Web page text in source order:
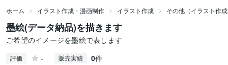
ホーム イラスト作成・漫画制作 イラスト作成 その他（イラスト作
墨絵(データ納品)を描きます
ご希望のイメージを墨絵で表します
評価 - 販売実績 0件